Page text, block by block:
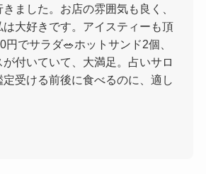
ました。お店の雰囲気も良く、
大好きです。アイスティーも頂
円でサラダ🥗ホットサンド2個、
付いていて、大満足。占いサロ
受ける前後に食べるのに、適し